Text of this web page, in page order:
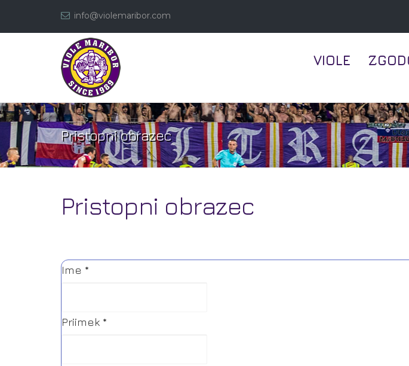
info@violemaribor.com
VIOLE
Pristopni obrazec
Pristopni obrazec
Ime *
Priimek *